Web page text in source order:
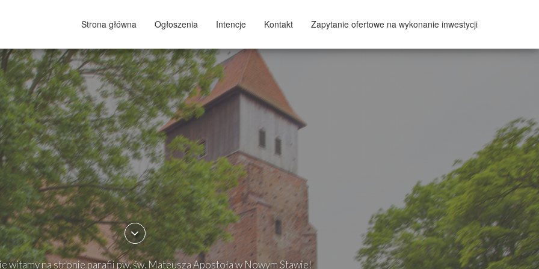
Strona główna Ogłoszenia Intencje Kontakt Zapytanie ofertowe na wykonanie inwestycji
witamy na stronie parafii pw. św. Mateusza Apostoła w Nowym Stawie!